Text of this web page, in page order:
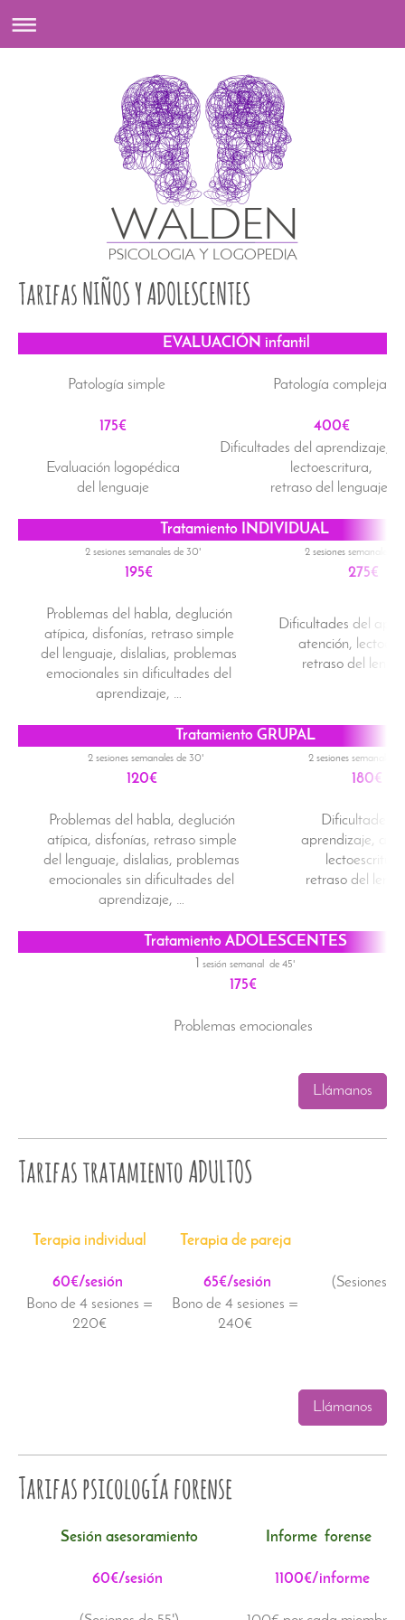
Tarifas NIÑOS Y ADOLESCENTES
EVALUACIÓN infantil
Patología simple Patología compleja
175€ 400€
Evaluación logopédica
del lenguaje
Dificultades del aprendizaje,
lectoescritura,
retraso del lenguaje, …
Tratamiento INDIVIDUAL
2 sesiones semanales de 30' 2 sesiones semanales
195€ 275€
Problemas del habla, deglución
atípica, disfonías, retraso simple
del lenguaje, dislalias, problemas
emocionales sin dificultades del
aprendizaje, …
Dificultades del
atención,
retraso del
Tratamiento GRUPAL
2 sesiones semanales de 30' 2 sesiones semanales
120€ 180€
Problemas del habla, deglución
atípica, disfonías, retraso simple
del lenguaje, dislalias, problemas
emocionales sin dificultades del
aprendizaje, …
Dificultades
aprendizaje,
retraso del
Tratamiento ADOLESCENTES
1 sesión semanal de 45'
175€
Problemas emocionales
Llámanos
Tarifas tratamiento ADULTOS
Terapia individual Terapia de pareja
60€/sesión 65€/sesión
(Sesiones
Bono de 4 sesiones =
220€
Bono de 4 sesiones =
240€
Llámanos
Tarifas psicología forense
Sesión asesoramiento Informe forense
60€/sesión 1100€/informe